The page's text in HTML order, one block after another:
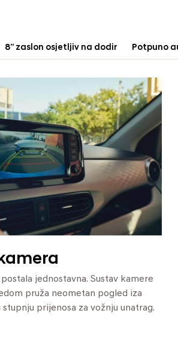
8” zaslon osjetljiv na dodir Potpuno
jednostavna. Sustav kamere
pruža neometan pogled iza
stupnju prijenosa za vožnju unatrag.